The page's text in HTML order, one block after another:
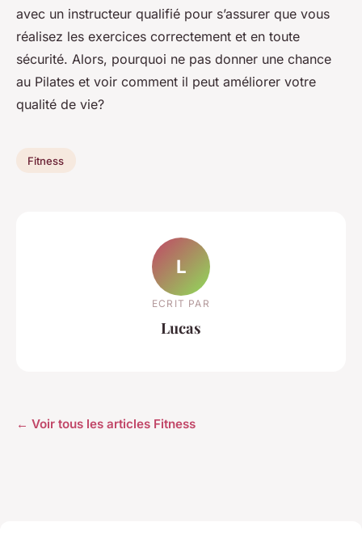
avec un instructeur qualifié pour s’assurer que vous
réalisez les exercices correctement et en toute
sécurité. Alors, pourquoi ne pas donner une chance
au Pilates et voir comment il peut améliorer votre
qualité de vie?
Fitness
L
ECRIT PAR
Lucas
← Voir tous les articles Fitness